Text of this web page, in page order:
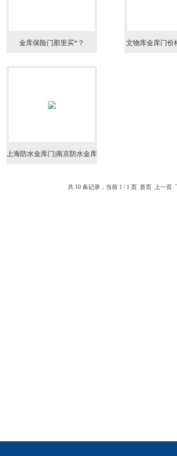
金库保险门那里买*？ 文物库金库门价
上海防水金库门|南京防水金库
共 10 条记录，当前 1 / 1 页 首页 上一页